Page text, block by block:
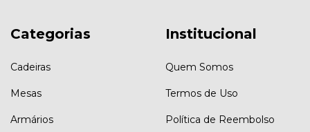
Categorias
Cadeiras
Mesas
Armários
Institucional
Quem Somos
Termos de Uso
Política de Reembolso